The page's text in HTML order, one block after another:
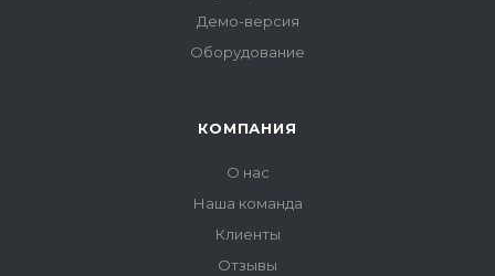
Демо-версия
Оборудование
КОМПАНИЯ
О нас
Наша команда
Клиенты
Отзывы